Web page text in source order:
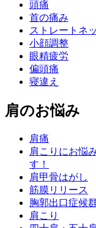
頭痛
首の痛み
ストレートネ
小顔調整
眼精疲労
偏頭痛
寝違え
肩のお悩み
肩痛
肩こりにお悩
す！
肩甲骨はがし
筋膜リリース
胸郭出口症候
肩こり